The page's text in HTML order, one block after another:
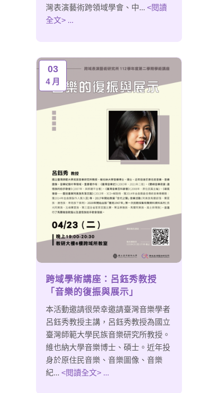
灣表演藝術跨領域學會、中... <閱讀
全文> ...
03
4 月
跨域學術講座：呂鈺秀教授
「音樂的復振與展示」
本活動邀請很榮幸邀請臺灣音樂學者
呂鈺秀教授主講，呂鈺秀教授為國立
臺灣師範大學民族音樂研究所教授。
維也納大學音樂博士、碩士。近年投
身於原住民音樂、音樂圖像、音樂
紀... <閱讀全文> ...